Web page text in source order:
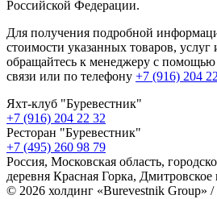
Российской Федерации.
Для получения подробной
стоимости указанных товаров, услуг
обращайтесь к менеджеру с
связи или по телефону +7 (916) 204
Яхт-клуб "Буревестник"
+7 (916) 204 22 32
Ресторан "Буревестник"
+7 (495) 260 98 79
Россия, Московская область,
деревня Красная Горка,
© 2026 холдинг «Burevestnik Group»